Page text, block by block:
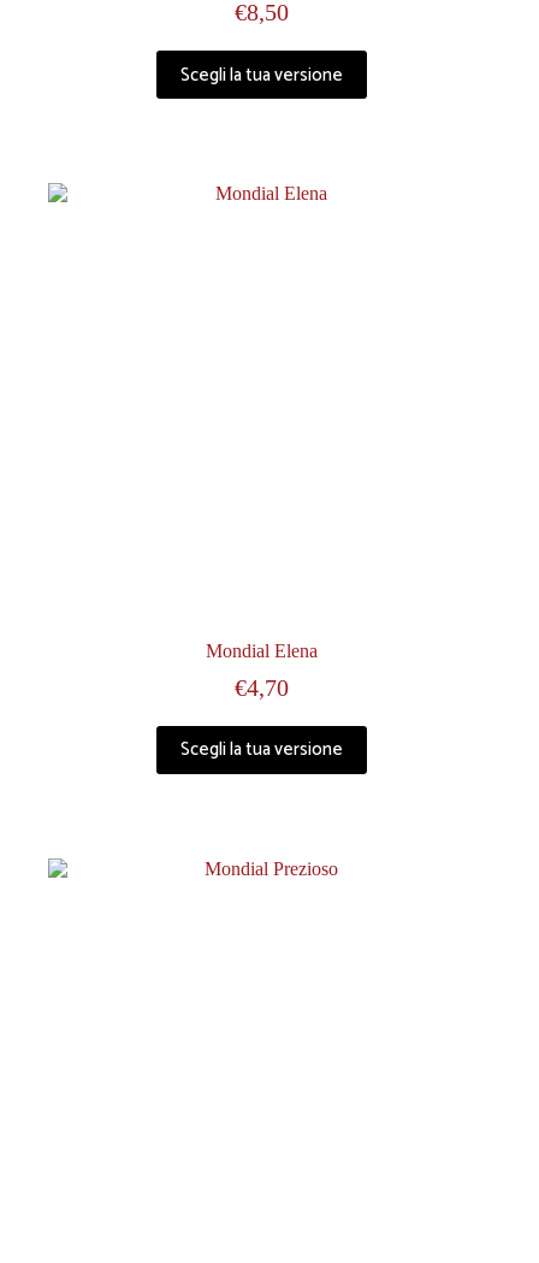
€8,50
Scegli la tua versione
Mondial Elena
€4,70
Scegli la tua versione